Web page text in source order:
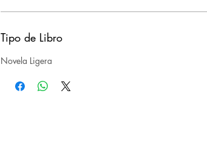
Tipo de Libro
Novela Ligera